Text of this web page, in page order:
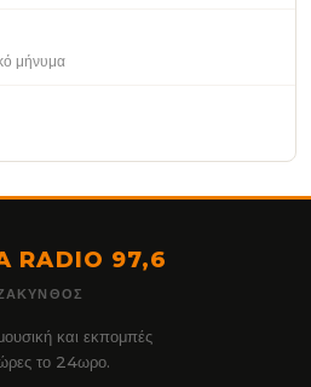
μήνυμα
RADIO 97,6
και εκπομπές
το 24ωρο.